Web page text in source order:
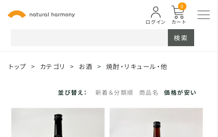
カート
0
ログイン
検索
トップ > カテゴリ > お酒 > 焼酎・リキュール・他
並び替え： 新着＆分類順 商品名 価格が安い